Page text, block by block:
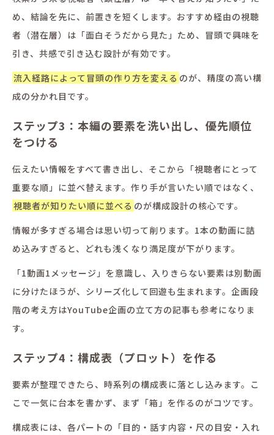
め、結論を先に、前置きを短くします。おすすめ経由の視聴
者（潜在層）は「面白そうだから見た」ため、冒頭で興味を
引き、共感で引き込む設計が有効です。
流入経路によって冒頭の作り方を変える のが、精度の高い構
成の分かれ目です。
ステップ3：本編の要素を洗い出し、優先順位
をつける
伝えたい情報をすべて書き出し、そこから「視聴者にとって
重要な順」に並べ替えます。作り手が言いたい順ではなく、
視聴者が知りたい順に並べる のが構成設計の核心です。
情報が多すぎる場合は思い切って削ります。1本の動画に詰
め込みすぎると、どれも浅くなり満足度が下がります。
「1動画1メッセージ」を意識し、入りきらない要素は別動画
に分けたほうが、シリーズ化して回遊も生まれます。企画段
階の考え方はYouTube企画の立て方の記事も参考になりま
す。
ステップ4：構成表（プロット）を作る
要素が整理できたら、時系列の構成表に落とし込みます。こ
こで一気に台本を書かず、まず「箱」を作るのがコツです。
構成表には、各パートの「目的・話す内容・尺の目安・入れ